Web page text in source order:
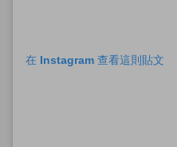
在 Instagram 查看這則貼文